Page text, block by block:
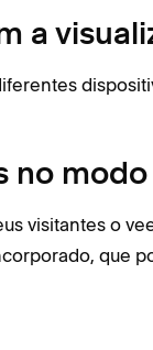
a
no
visitantes o
que